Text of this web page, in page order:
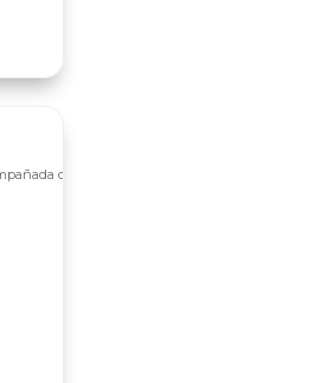
de ricas papas a la francesa, refrescante